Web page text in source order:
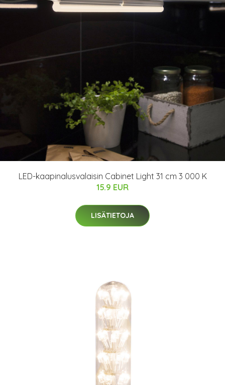
LED-kaapinalusvalaisin Cabinet Light 31 cm 3 000 K
15.9 EUR
LISÄTIETOJA